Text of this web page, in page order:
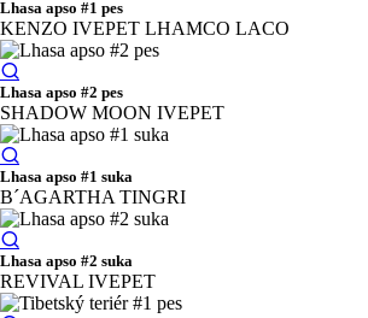
Lhasa apso #1 pes
KENZO IVEPET LHAMCO LACO
Lhasa apso #2 pes
SHADOW MOON IVEPET
Lhasa apso #1 suka
B´AGARTHA TINGRI
Lhasa apso #2 suka
REVIVAL IVEPET